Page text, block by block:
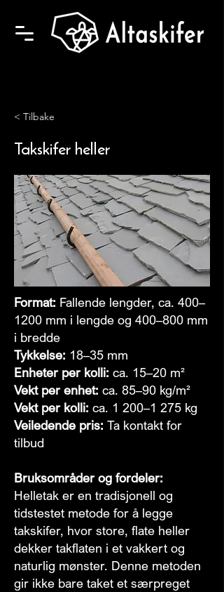
< Tilbake
Takskifer heller
Format: Fallende lengder, ca. 400–
1200 mm i lengde og 400–800 mm
i bredde
Tykkelse: 18–35 mm
Enheter per kolli: ca. 15–20 m²
Vekt per enhet: ca. 85–90 kg/m²
Vekt per kolli: ca. 1 200–1 275 kg
Veiledende pris: Ta kontakt for
tilbud
Bruksområder og fordeler:
Helletak er en tradisjonell og
tidstestet metode for å legge
takskifer, hvor store, flate heller
dekker takflaten i et vakkert og
naturlig mønster. Denne metoden
gir ikke bare taket et særpreget